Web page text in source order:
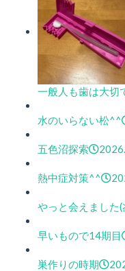
一般人も歯は大
水のいらない松^^
五色沼探索
熱中症対策^^
やっと会えまし
早いもので14期目
巣作りの時期